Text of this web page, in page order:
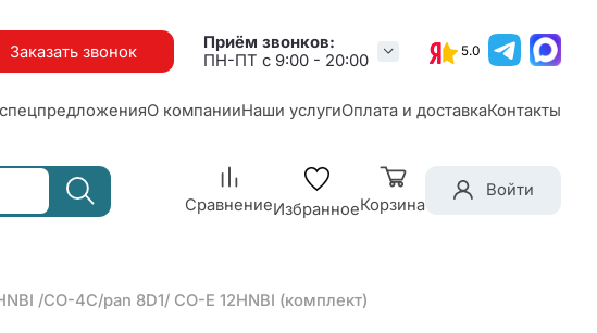
Заказать звонок
Приём звонков:
ПН-ПТ с 9:00 - 20:00
5.0
О компанииНаши услугиОплата и доставкаКонтакты
СравнениеИзбранноеКорзина
Войти
/CO-4C/pan 8D1/ CO-E 12HNBI (комплект)